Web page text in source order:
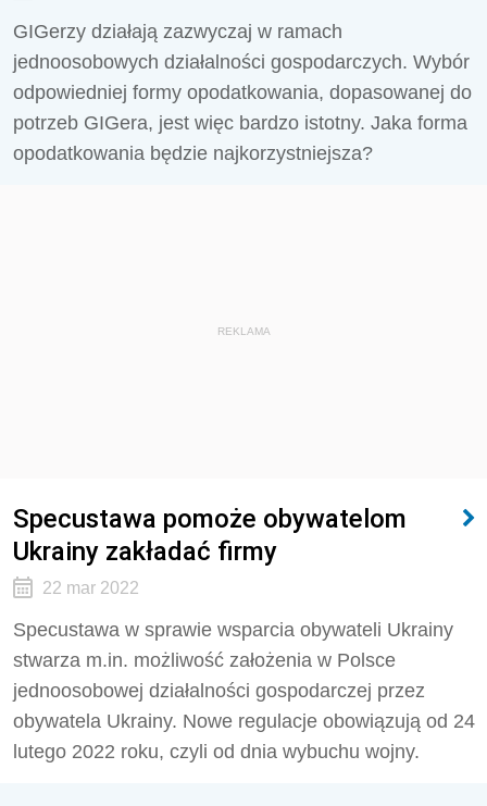
GIGerzy działają zazwyczaj w ramach
jednoosobowych działalności gospodarczych. Wybór
odpowiedniej formy opodatkowania, dopasowanej do
potrzeb GIGera, jest więc bardzo istotny. Jaka forma
opodatkowania będzie najkorzystniejsza?
REKLAMA
Specustawa pomoże obywatelom
Ukrainy zakładać firmy
22 mar 2022
Specustawa w sprawie wsparcia obywateli Ukrainy
stwarza m.in. możliwość założenia w Polsce
jednoosobowej działalności gospodarczej przez
obywatela Ukrainy. Nowe regulacje obowiązują od 24
lutego 2022 roku, czyli od dnia wybuchu wojny.